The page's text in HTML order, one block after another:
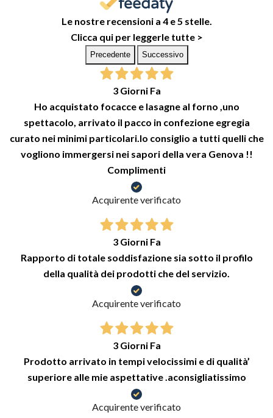
Le nostre recensioni a 4 e 5 stelle.
Clicca qui per leggerle tutte >
Precedente Successivo
3 Giorni Fa
Ho acquistato focacce e lasagne al forno ,uno
spettacolo, arrivato il pacco in confezione egregia
curato nei minimi particolari.lo consiglio a tutti quelli che
vogliono immergersi nei sapori della vera Genova !!
Complimenti
Acquirente verificato
3 Giorni Fa
Rapporto di totale soddisfazione sia sotto il profilo
della qualità dei prodotti che del servizio.
Acquirente verificato
3 Giorni Fa
Prodotto arrivato in tempi velocissimi e di qualità’
superiore alle mie aspettative .aconsigliatissimo
Acquirente verificato